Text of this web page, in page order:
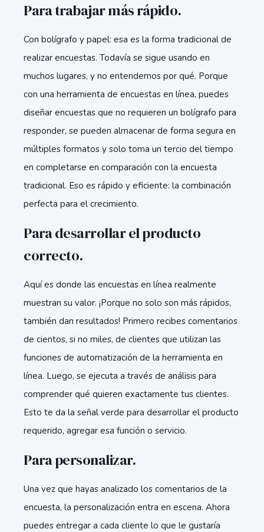
Para trabajar más rápido.
Con bolígrafo y papel: esa es la forma tradicional de
realizar encuestas. Todavía se sigue usando en
muchos lugares, y no entendemos por qué. Porque
con una herramienta de encuestas en línea, puedes
diseñar encuestas que no requieren un bolígrafo para
responder, se pueden almacenar de forma segura en
múltiples formatos y solo toma un tercio del tiempo
en completarse en comparación con la encuesta
tradicional. Eso es rápido y eficiente: la combinación
perfecta para el crecimiento.
Para desarrollar el producto
correcto.
Aquí es donde las encuestas en línea realmente
muestran su valor. ¡Porque no solo son más rápidos,
también dan resultados! Primero recibes comentarios
de cientos, si no miles, de clientes que utilizan las
funciones de automatización de la herramienta en
línea. Luego, se ejecuta a través de análisis para
comprender qué quieren exactamente tus clientes.
Esto te da la señal verde para desarrollar el producto
requerido, agregar esa función o servicio.
Para personalizar.
Una vez que hayas analizado los comentarios de la
encuesta, la personalización entra en escena. Ahora
puedes entregar a cada cliente lo que le gustaría